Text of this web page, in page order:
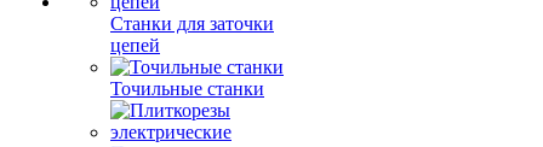
Станки для заточки
цепей
Точильные станки